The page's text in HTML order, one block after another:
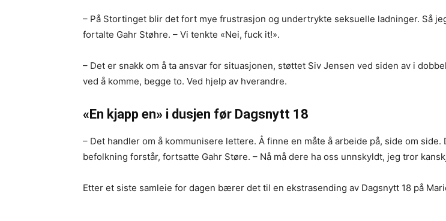
– På Stortinget blir det fort mye frustrasjon og undertrykte seksuelle ladninger. Så
fortalte Gahr Støhre. – Vi tenkte «Nei, fuck it!».
– Det er snakk om å ta ansvar for situasjonen, støttet Siv Jensen ved siden av i
ved å komme, begge to. Ved hjelp av hverandre.
«En kjapp en» i dusjen før Dagsnytt 18
– Det handler om å kommunisere lettere. Å finne en måte å arbeide på, side om
befolkning forstår, fortsatte Gahr Støre. – Nå må dere ha oss unnskyldt, jeg tror
Etter et siste samleie for dagen bærer det til en ekstrasending av Dagsnytt 18 på